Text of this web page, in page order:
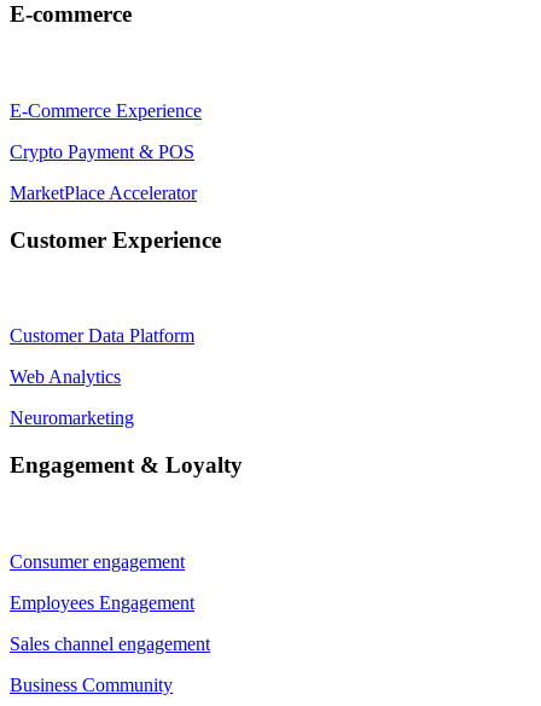
E-commerce
E-Commerce Experience
Crypto Payment & POS
MarketPlace Accelerator
Customer Experience
Customer Data Platform
Web Analytics
Neuromarketing
Engagement & Loyalty
Consumer engagement
Employees Engagement
Sales channel engagement
Business Community